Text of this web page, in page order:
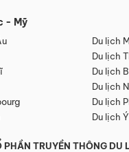
- Mỹ
Du lịch
Du lịch
Du lịch
Du lịch
Du lịch
Du lịch Ý
PHẦN TRUYỀN THÔNG DU